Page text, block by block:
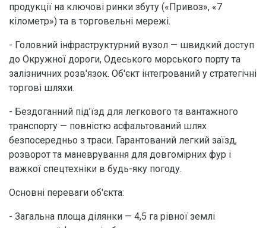
продукції на ключові ринки збуту («Привоз», «7
кілометр») та в торговельні мережі.
- Головний інфраструктурний вузол — швидкий доступ
до Окружної дороги, Одеського морського порту та
залізничних розв'язок. Об'єкт інтегрований у стратегічні
торгові шляхи.
- Бездоганний під’їзд для легкового та вантажного
транспорту — повністю асфальтований шлях
безпосередньо з траси. Гарантований легкий заїзд,
розворот та маневрування для довгомірних фур і
важкої спецтехніки в будь-яку погоду.
Основні переваги об'єкта:
- Загальна площа ділянки — 4,5 га рівної землі